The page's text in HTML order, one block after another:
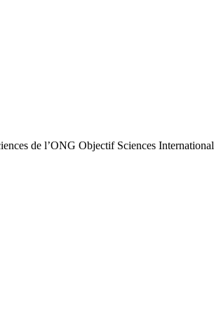
de l’ONG Objectif Sciences International